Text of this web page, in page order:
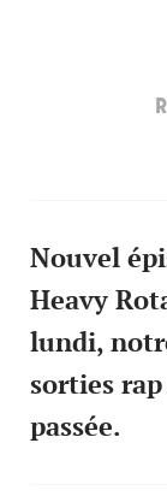
Nouvel
Heavy
lundi,
sorties
passée.